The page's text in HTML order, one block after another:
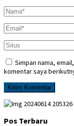
Simpan nama,
komentar saya
Pos Terbaru